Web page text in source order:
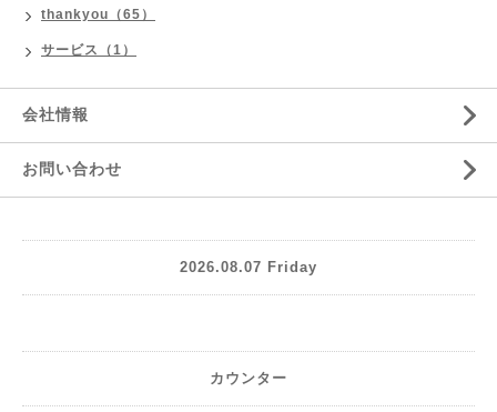
thankyou（65）
サービス（1）
会社情報
お問い合わせ
2026.08.07 Friday
カウンター